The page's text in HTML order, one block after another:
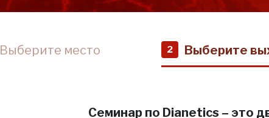
Выберите место 2 Выберите
Семинар по Dianetics – это